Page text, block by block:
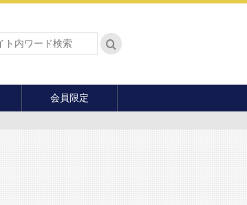
会員限定